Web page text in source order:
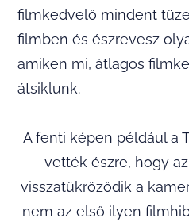
filmkedvelő mindent
filmben és észrevesz
amiken mi, átlagos
átsiklunk.
A fenti képen például a
vették észre, hogy az
visszatükröződik a
nem az első ilyen